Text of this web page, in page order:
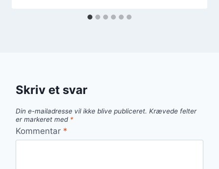
Skriv et svar
Din e-mailadresse vil ikke blive publiceret. Krævede felter
er markeret med *
Kommentar *